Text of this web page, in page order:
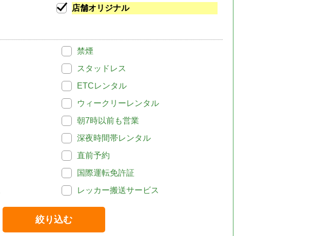
店舗オリジナル
禁煙
スタッドレス
ETCレンタル
ウィークリーレンタル
朝7時以前も営業
深夜時間帯レンタル
直前予約
国際運転免許証
レッカー搬送サービス
絞り込む